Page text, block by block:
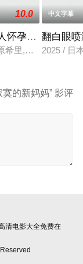
10.0
怀孕性爱
希里,佐川金二
中文字幕
翻白眼
2025 / 日
寞的新妈妈” 影评
清电影大全免费在